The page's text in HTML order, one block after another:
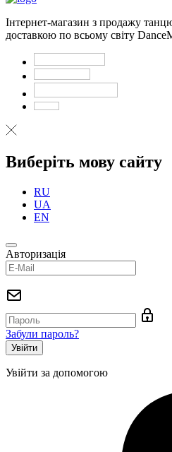
Інтернет-магазин з продажу
доставкою по всьому світу
Виберіть мову сайту
RU
UA
EN
Авторизація
Забули пароль?
Увійти за допомогою